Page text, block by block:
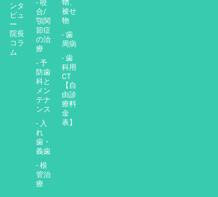
ンタ
ビュ
ー
院長
コラ
ム
- 咬
合/
顎関
節症
の治
療
- 予
防歯
科と
メン
テナ
ンス
- 入
れ
歯・
義歯
- 根
管治
療
物、
被せ
物
- 歯
周病
- 歯
科用
CT
【自
由診
療料
金
表】